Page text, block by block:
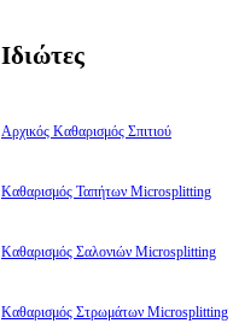
Ιδιώτες
Αρχικός Καθαρισμός Σπιτιού
Καθαρισμός Ταπήτων Microsplitting
Καθαρισμός Σαλονιών Microsplitting
Καθαρισμός Στρωμάτων Microsplitting